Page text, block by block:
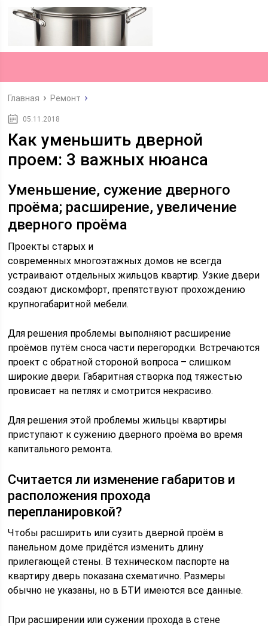
Главная Ремонт
05.11.2018
Как уменьшить дверной
проем: 3 важных нюанса
Уменьшение, сужение дверного
проёма; расширение, увеличение
дверного проёма
Проекты старых и
современных многоэтажных домов не всегда
устраивают отдельных жильцов квартир. Узкие двери
создают дискомфорт, препятствуют прохождению
крупногабаритной мебели.
Для решения проблемы выполняют расширение
проёмов путём сноса части перегородки. Встречаются
проект с обратной стороной вопроса – слишком
широкие двери. Габаритная створка под тяжестью
провисает на петлях и смотрится некрасиво.
Для решения этой проблемы жильцы квартиры
приступают к сужению дверного проёма во время
капитального ремонта.
Считается ли изменение габаритов и
расположения прохода
перепланировкой?
Чтобы расширить или сузить дверной проём в
панельном доме придётся изменить длину
прилегающей стены. В техническом паспорте на
квартиру дверь показана схематично. Размеры
обычно не указаны, но в БТИ имеются все данные.
При расширении или сужении прохода в стене